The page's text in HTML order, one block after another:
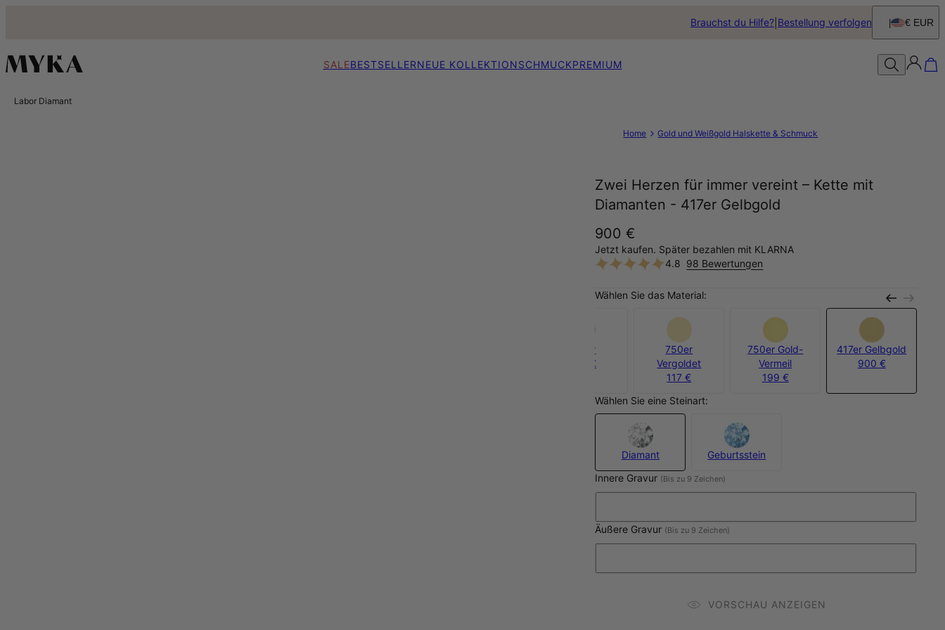
Brauchst du Hilfe? Bestellung verfolgen € EUR
SALEBESTSELLERNEUE KOLLEKTIONSCHMUCKPREMIUM
Labor Diamant
Home Gold und Weißgold Halskette & Schmuck
Zwei Herzen für immer vereint – Kette mit
Diamanten - 417er Gelbgold
900 €
Jetzt kaufen. Später bezahlen mit KLARNA
4.8 98 Bewertungen
Wählen Sie das Material:
Silber
109 €
750er
Vergoldet
117 €
750er Gold-
Vermeil
199 €
417er Gelbgold
900 €
Wählen Sie eine Steinart:
Diamant
Geburtsstein
Innere Gravur (Bis zu 9 Zeichen)
Äußere Gravur (Bis zu 9 Zeichen)
VORSCHAU ANZEIGEN